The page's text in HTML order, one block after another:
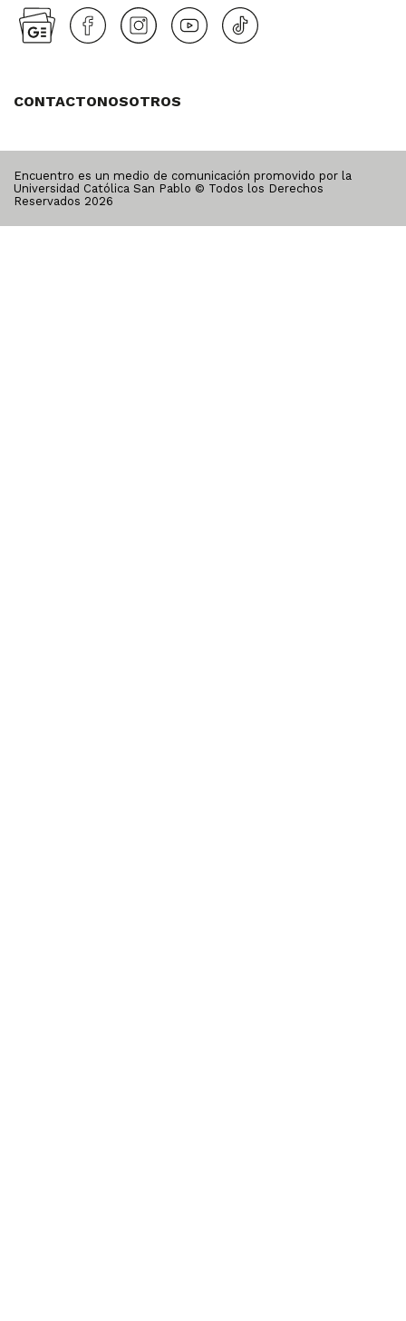
CONTACTONOSOTROS
Encuentro es un medio de comunicación promovido por la
Universidad Católica San Pablo © Todos los Derechos
Reservados 2026